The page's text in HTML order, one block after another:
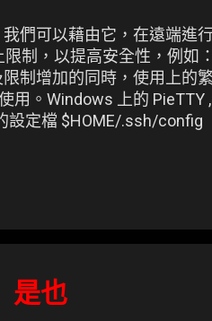
們可以藉由它，在遠端進
制，以提高安全性，例如
制增加的同時，使用上的
。Windows 上的 PieTTY
定檔 $HOME/.ssh/config
是也